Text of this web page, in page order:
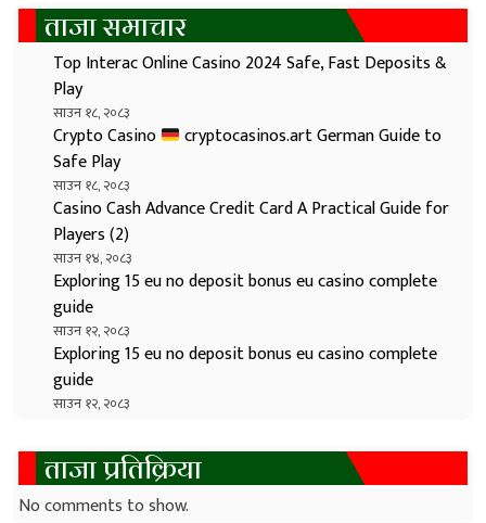
ताजा समाचार
Top Interac Online Casino 2024 Safe, Fast Deposits &
Play
साउन १८, २०८३
Crypto Casino
cryptocasinos.art German Guide to
Safe Play
साउन १८, २०८३
Casino Cash Advance Credit Card A Practical Guide for
Players (2)
साउन १४, २०८३
Exploring 15 eu no deposit bonus eu casino complete
guide
साउन १२, २०८३
Exploring 15 eu no deposit bonus eu casino complete
guide
साउन १२, २०८३
ताजा प्रतिक्रिया
No comments to show.